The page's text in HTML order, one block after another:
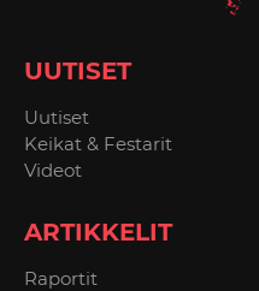
UUTISET
Uutiset
Keikat & Festarit
Videot
ARTIKKELIT
Raportit